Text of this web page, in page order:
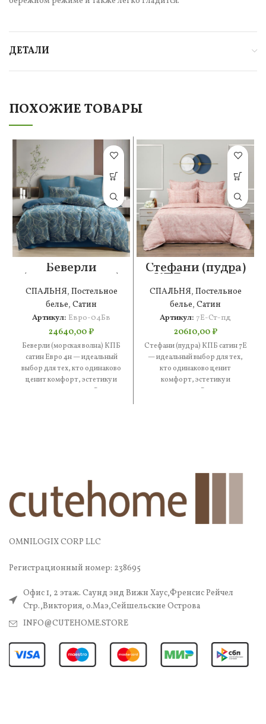
ДЕТАЛИ
ПОХОЖИЕ ТОВАРЫ
Беверли
(морская волна)
КПБ сатин Евро
4н
СПАЛЬНЯ, Постельное
белье, Сатин
Артикул: Евро-04Бв
24640,00₽
Беверли (морская волна) КПБ
сатин Евро 4н — идеальный
выбор для тех, кто одинаково
ценит комфорт, эстетику и
практичность. В
Стефани (пудра)
КПБ сатин 7Е
СПАЛЬНЯ, Постельное
белье, Сатин
Артикул: 7Е-Ст-пд
20610,00₽
Стефани (пудра) КПБ сатин 7Е
— идеальный выбор для тех,
кто одинаково ценит
комфорт, эстетику и
практичность. В составе —
OMNILOGIX CORP LLC
Регистрационный номер: 238695
Офис 1, 2 этаж. Саунд энд Вижн Хаус,Френсис Рейчел
Стр.,Виктория, о.Маэ,Сейшельские Острова
INFO@CUTEHOME.STORE